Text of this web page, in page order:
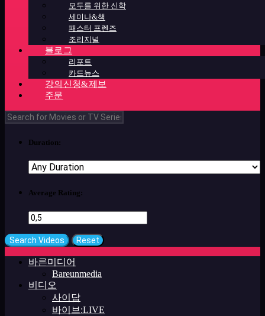
모두를 위한 신학
세미나&책
패스터 프렌즈
조리지널
블로그
리포트
카드뉴스
강의신청&제보
주문
Duration:
Average Rating:
바른미디어
Bareunmedia
비디오
사이답
바이브:LIVE